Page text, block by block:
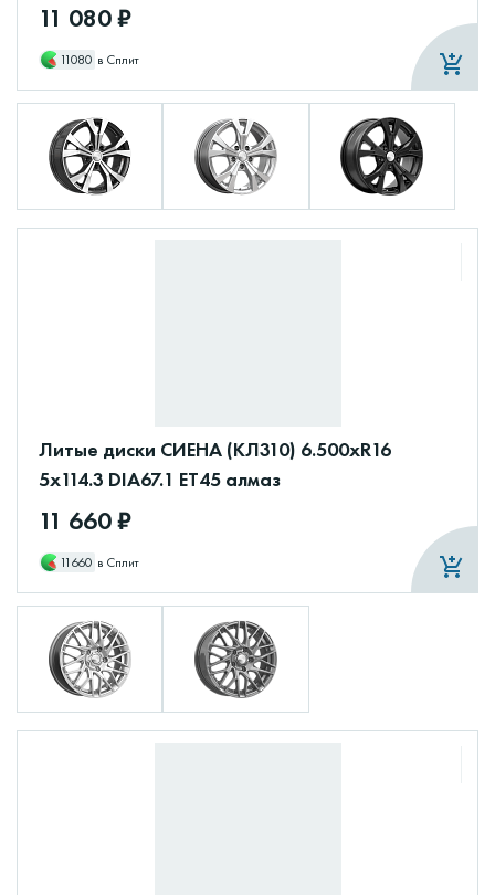
11 080 ₽
11080 в Сплит
Литые диски СИЕНА (КЛ310) 6.500xR16
5x114.3 DIA67.1 ET45 алмаз
11 660 ₽
11660 в Сплит